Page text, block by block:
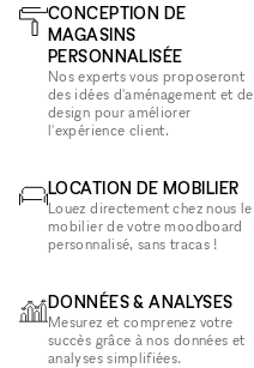
CONCEPTION DE
MAGASINS
PERSONNALISÉE
Nos experts vous proposeront
des idées d'aménagement et de
design pour améliorer
l'expérience client.
LOCATION DE MOBILIER
Louez directement chez nous le
mobilier de votre moodboard
personnalisé, sans tracas !
DONNÉES & ANALYSES
Mesurez et comprenez votre
succès grâce à nos données et
analyses simplifiées.